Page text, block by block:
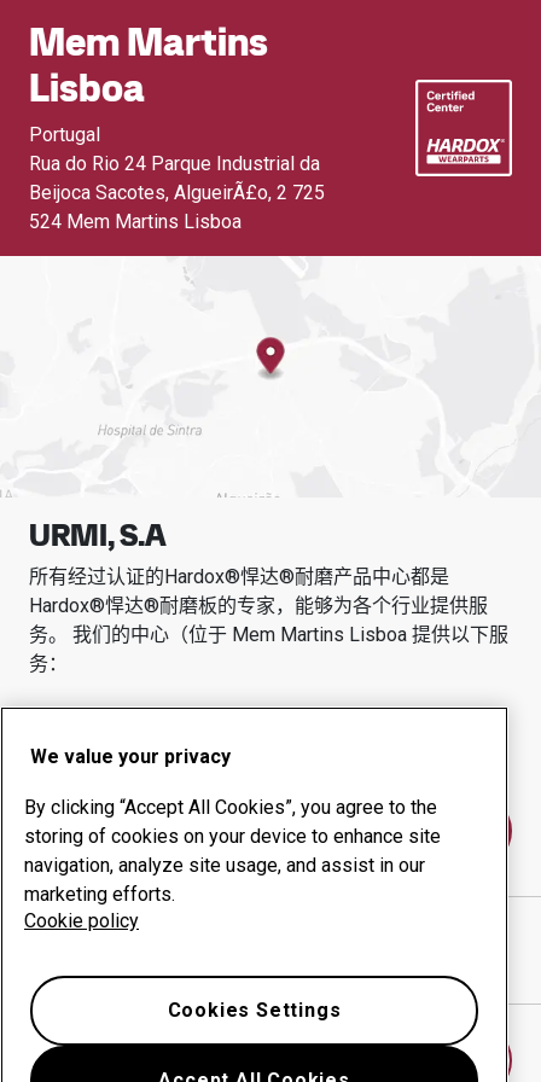
Mem Martins
Lisboa
Portugal
Rua do Rio 24 Parque Industrial da
Beijoca Sacotes, AlgueirÃ£o, 2 725
524 Mem Martins Lisboa
URMI, S.A
所有经过认证的Hardox®悍达®耐磨产品中心都是
Hardox®悍达®耐磨板的专家，能够为各个行业提供服
务。 我们的中心（位于 Mem Martins Lisboa 提供以下服
务：
耐磨产品
咨询服务
正常运行时间管理
联系我们
URMI, S.A
We value your privacy
By clicking “Accept All Cookies”, you agree to the
storing of cookies on your device to enhance site
navigation, analyze site usage, and assist in our
marketing efforts.
Cookie policy
Cookies Settings